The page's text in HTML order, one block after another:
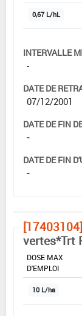
0,67 L/hL
INTERVALLE
-
DATE DE
07/12/2001
DATE DE FIN
-
DATE DE FIN
-
[17403104]
vertes*Trt
DOSE MAX
D'EMPLOI
10 L/ha